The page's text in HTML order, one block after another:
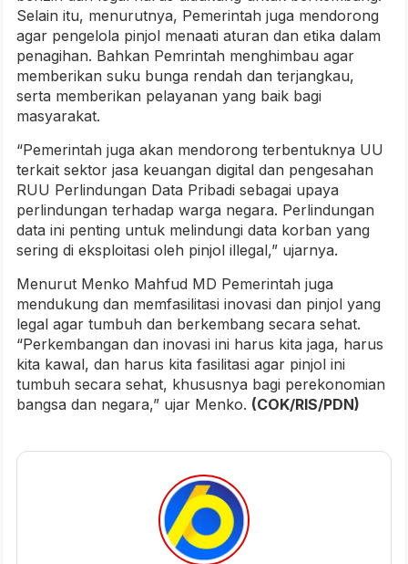
Selain itu, menurutnya, Pemerintah juga mendorong
agar pengelola pinjol menaati aturan dan etika dalam
penagihan. Bahkan Pemrintah menghimbau agar
memberikan suku bunga rendah dan terjangkau,
serta memberikan pelayanan yang baik bagi
masyarakat.
“Pemerintah juga akan mendorong terbentuknya UU
terkait sektor jasa keuangan digital dan pengesahan
RUU Perlindungan Data Pribadi sebagai upaya
perlindungan terhadap warga negara. Perlindungan
data ini penting untuk melindungi data korban yang
sering di eksploitasi oleh pinjol illegal,” ujarnya.
Menurut Menko Mahfud MD Pemerintah juga
mendukung dan memfasilitasi inovasi dan pinjol yang
legal agar tumbuh dan berkembang secara sehat.
“Perkembangan dan inovasi ini harus kita jaga, harus
kita kawal, dan harus kita fasilitasi agar pinjol ini
tumbuh secara sehat, khususnya bagi perekonomian
bangsa dan negara,” ujar Menko. (COK/RIS/PDN)